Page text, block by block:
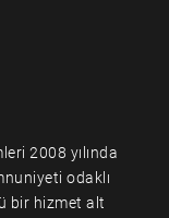
2008 yılında
odaklı
bir hizmet alt